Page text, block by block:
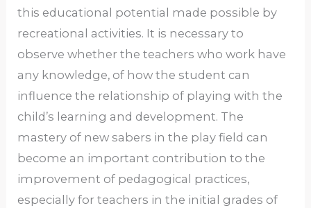
this educational potential made possible by
recreational activities. It is necessary to
observe whether the teachers who work have
any knowledge, of how the student can
influence the relationship of playing with the
child’s learning and development. The
mastery of new sabers in the play field can
become an important contribution to the
improvement of pedagogical practices,
especially for teachers in the initial grades of